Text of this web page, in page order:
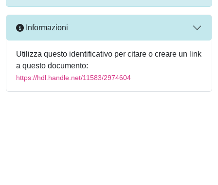
Informazioni
Utilizza questo identificativo per citare o creare un link
a questo documento:
https://hdl.handle.net/11583/2974604